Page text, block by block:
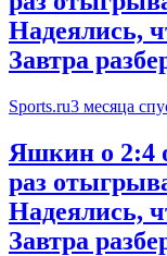
Надеялись,
Завтра
Sports.ru3 месяца
Яшкин о 2:4
раз
Надеялись,
Завтра